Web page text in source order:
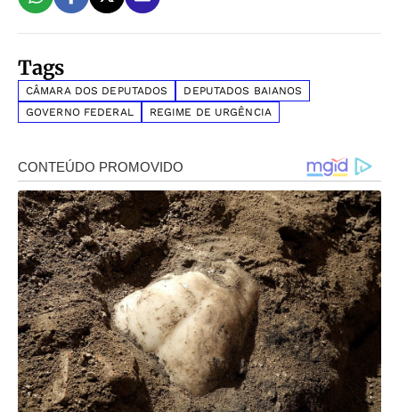
Tags
CÂMARA DOS DEPUTADOS
DEPUTADOS BAIANOS
GOVERNO FEDERAL
REGIME DE URGÊNCIA